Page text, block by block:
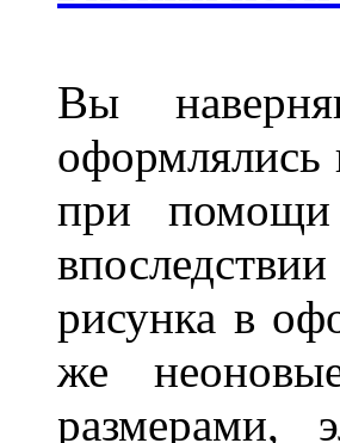
Вы
оформлялись
при помощи
рисунка в
же
размерами,